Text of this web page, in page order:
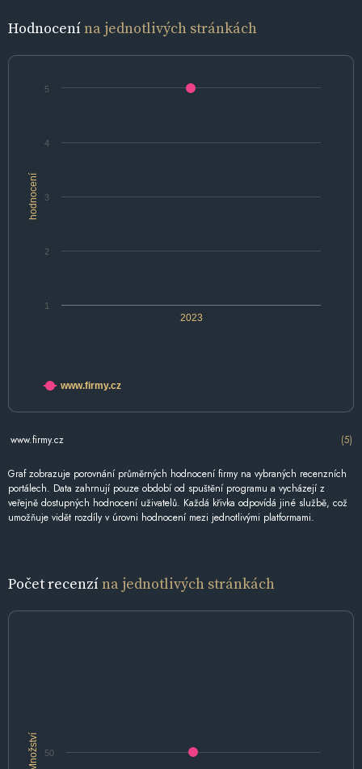
Hodnocenína jednotlivých stránkách
hodnocení
2023
1
2
3
4
5
www.firmy.cz
www.firmy.cz (5)
Graf zobrazuje porovnání průměrných hodnocení firmy na vybraných recenzních
portálech. Data zahrnují pouze období od spuštění programu a vycházejí z
veřejně dostupných hodnocení uživatelů. Každá křivka odpovídá jiné službě, což
umožňuje vidět rozdíly v úrovni hodnocení mezi jednotlivými platformami.
Počet recenzína jednotlivých stránkách
Množství 50